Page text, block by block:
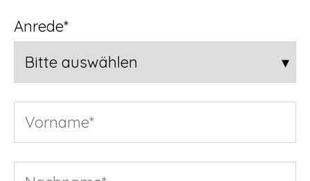
Anrede*